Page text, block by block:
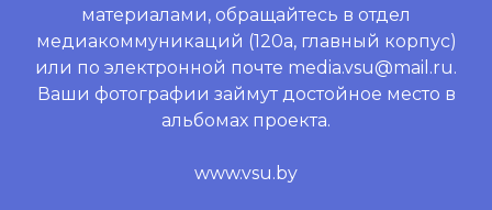
материалами, обращайтесь в отдел
медиакоммуникаций (120а, главный корпус)
или по электронной почте media.vsu@mail.ru.
Ваши фотографии займут достойное место в
альбомах проекта.
www.vsu.by